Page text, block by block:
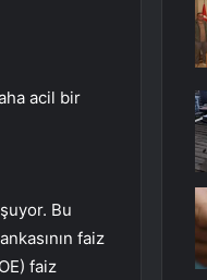
acil bir
Bu
faiz
faiz